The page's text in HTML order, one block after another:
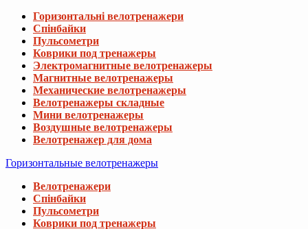
Горизонтальні велотренажери
Спінбайки
Пульсометри
Коврики под тренажеры
Электромагнитные велотренажеры
Магнитные велотренажеры
Механические велотренажеры
Велотренажеры складные
Мини велотренажеры
Воздушные велотренажеры
Велотренажер для дома
Горизонтальные велотренажеры
Велотренажери
Спінбайки
Пульсометри
Коврики под тренажеры